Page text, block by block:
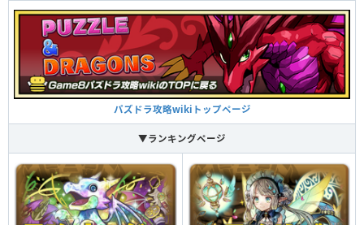
パズドラ攻略wikiトップページ
▼ランキングページ